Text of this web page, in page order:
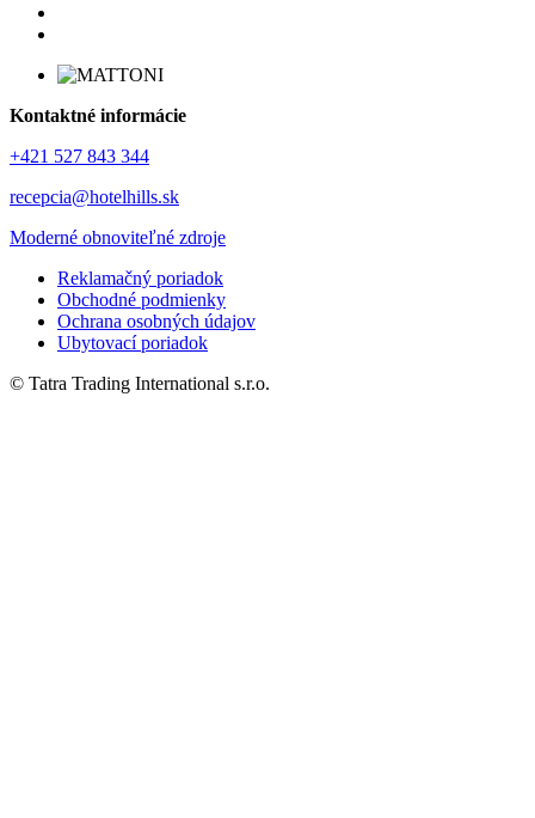
Kontaktné informácie
+421 527 843 344
recepcia@hotelhills.sk
Moderné obnoviteľné zdroje
Reklamačný poriadok
Obchodné podmienky
Ochrana osobných údajov
Ubytovací poriadok
© Tatra Trading International s.r.o.